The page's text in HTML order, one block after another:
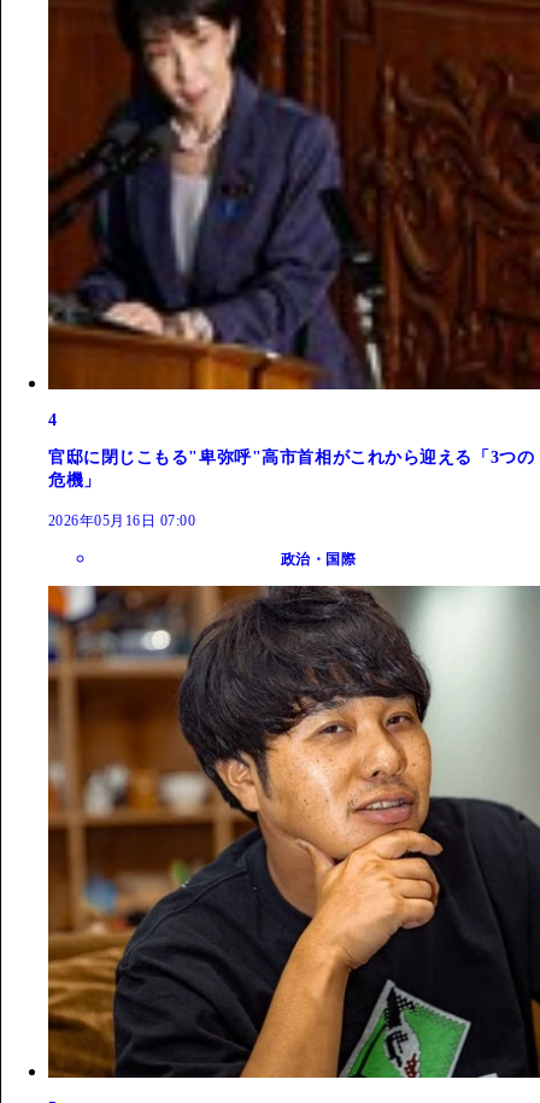
4
官邸に閉じこもる"卑弥呼"高市首相がこれから迎える「3つの
危機」
2026年05月16日 07:00
政治・国際